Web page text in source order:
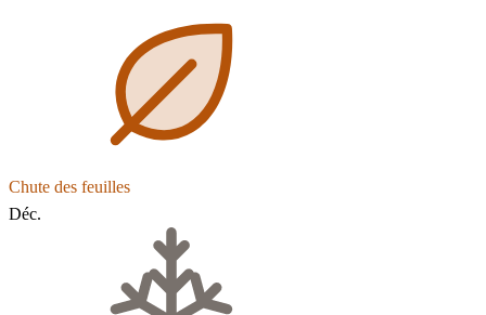
Chute des feuilles
Déc.